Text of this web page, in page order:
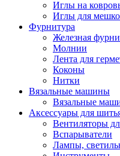
Иглы на
Иглы для
Фурнитура
Железная
Молнии
Лента для
Коконы
Нитки
Вязальные машины
Вязальные
Аксессуары для
Вентиляторы
Вспарыватели
Лампы,